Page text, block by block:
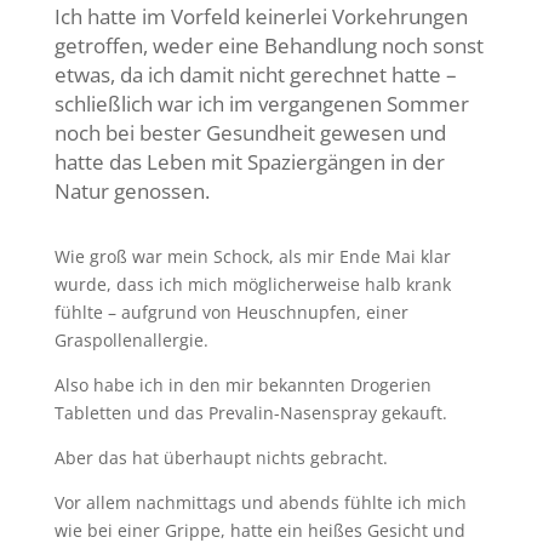
Ich hatte im Vorfeld keinerlei Vorkehrungen
getroffen, weder eine Behandlung noch sonst
etwas, da ich damit nicht gerechnet hatte –
schließlich war ich im vergangenen Sommer
noch bei bester Gesundheit gewesen und
hatte das Leben mit Spaziergängen in der
Natur genossen.
Wie groß war mein Schock, als mir Ende Mai klar
wurde, dass ich mich möglicherweise halb krank
fühlte – aufgrund von Heuschnupfen, einer
Graspollenallergie.
Also habe ich in den mir bekannten Drogerien
Tabletten und das Prevalin-Nasenspray gekauft.
Aber das hat überhaupt nichts gebracht.
Vor allem nachmittags und abends fühlte ich mich
wie bei einer Grippe, hatte ein heißes Gesicht und